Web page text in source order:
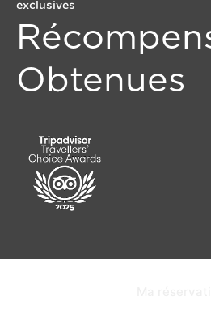
exclusives
Obtenues